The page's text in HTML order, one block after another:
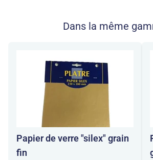
Dans la même
Papier de verre "silex" grain
fin